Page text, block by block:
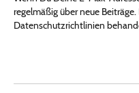
regelmäßig über neue
Datenschutzrichtlinien